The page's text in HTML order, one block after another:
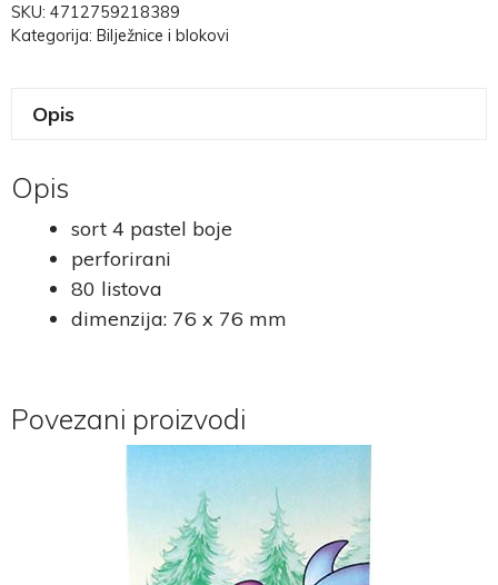
SKU: 4712759218389
Kategorija: Bilježnice i blokovi
Opis
Opis
sort 4 pastel boje
perforirani
80 listova
dimenzija: 76 x 76 mm
Povezani proizvodi